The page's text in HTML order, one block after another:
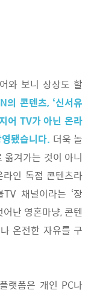
와 보니 상상도 할
의 콘텐츠, ‘신서유
어 TV가 아닌 온라
됐습니다. 더욱 놀
겨가는 것이 아니
라인 독점 콘텐츠라
채널이라는 ‘장
난 영혼마냥, 콘텐
온전한 자유를 구
랫폼은 개인 PC나